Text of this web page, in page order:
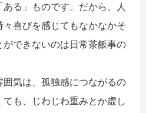
る」ものです。だから、人
喜びを感じてもなかなかそ
できないのは日常茶飯事の
気は、孤独感につながるの
も、じわじわ重みとか虚し